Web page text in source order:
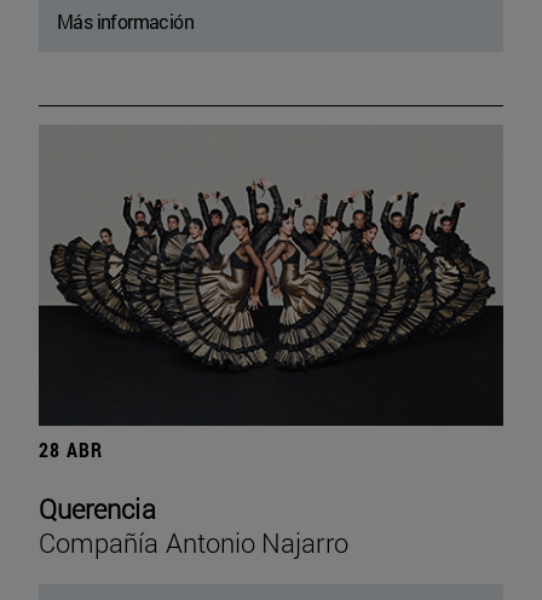
Más información
28 ABR
Querencia
Compañía Antonio Najarro